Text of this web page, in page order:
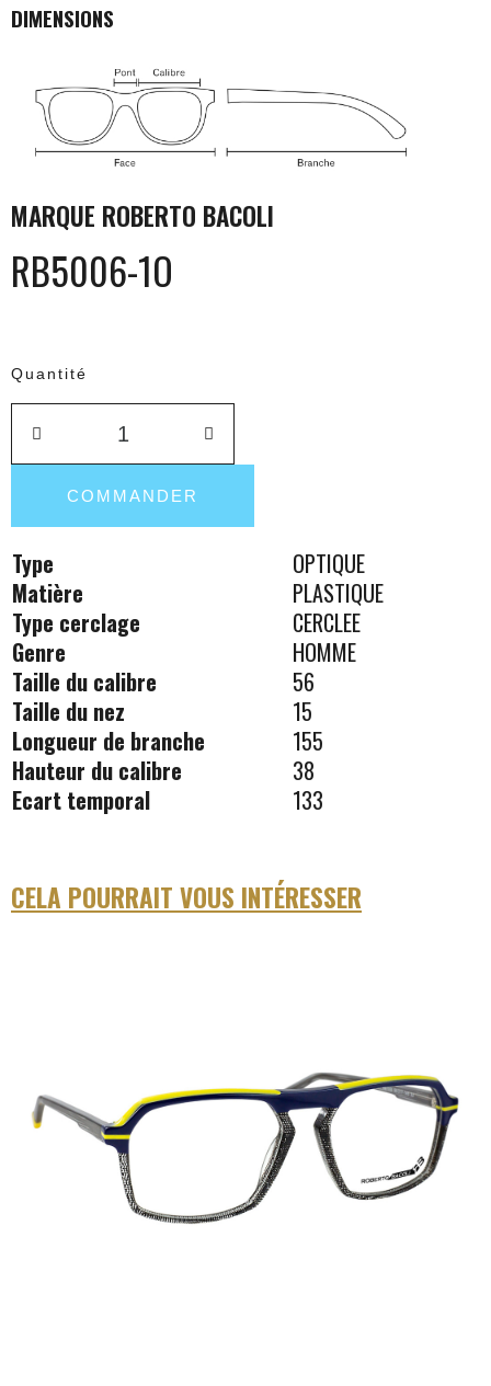
DIMENSIONS
MARQUE ROBERTO BACOLI
RB5006-1O
Quantité
COMMANDER
Type
OPTIQUE
Matière
PLASTIQUE
Type cerclage
CERCLEE
Genre
HOMME
Taille du calibre
56
Taille du nez
15
Longueur de branche
155
Hauteur du calibre
38
Ecart temporal
133
CELA POURRAIT VOUS INTÉRESSER